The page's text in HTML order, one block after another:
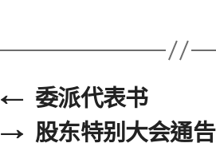
← 委派代表书
→ 股东特别大会通告